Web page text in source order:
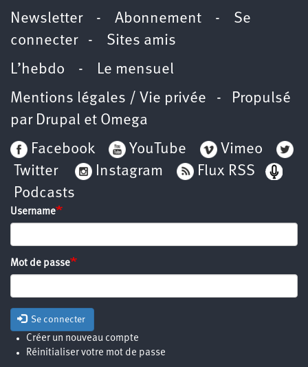
Newsletter- Abonnement - Se
connecter- Sites amis
L’hebdo - Le mensuel
Mentions légales / Vie privée - Propulsé
par Drupal et Omega
Facebook
YouTube
Vimeo
Twitter
Instagram
Flux RSS
Podcasts
Username
Mot de passe
Se connecter
Créer un nouveau compte
Réinitialiser votre mot de passe